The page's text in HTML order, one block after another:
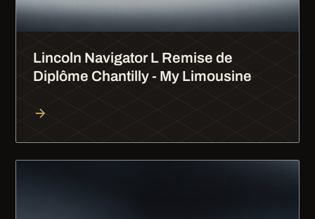
Lincoln Navigator L Remise de
Diplôme Chantilly - My Limousine